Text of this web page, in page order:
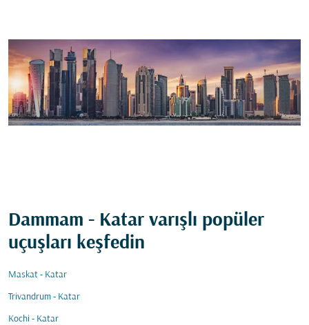
Dammam - Katar varışlı popüler
uçuşları keşfedin
Maskat - Katar
Trivandrum - Katar
Kochi - Katar